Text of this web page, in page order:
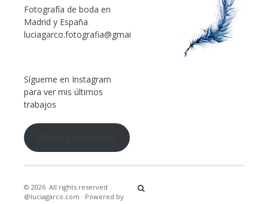
Fotografía de boda en
Madrid y España
luciagarco.fotografia@gmail.com
Sígueme en Instagram
para ver mis últimos
trabajos
© 2026 All rights reserved
@luciagarco.com · Powered by